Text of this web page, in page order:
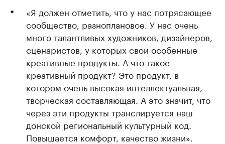
«Я должен отметить, что у нас потрясающее
сообщество, разноплановое. У нас очень
много талантливых художников, дизайнеров,
сценаристов, у которых свои особенные
креативные продукты. А что такое
креативный продукт? Это продукт, в
котором очень высокая интеллектуальная,
творческая составляющая. А это значит, что
через эти продукты транслируется наш
донской региональный культурный код.
Повышается комфорт, качество жизни».